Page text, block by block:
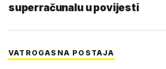
superračunalu u povijesti
VATROGASNA POSTAJA